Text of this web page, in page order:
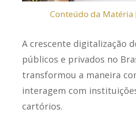
Conteúdo da Matéria
A crescente digitalização
públicos e privados no
transformou a maneira
interagem com
cartórios.